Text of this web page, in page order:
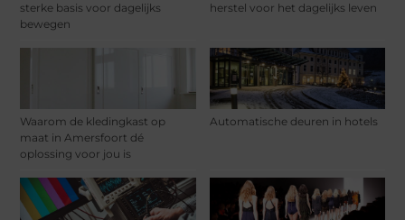
sterke basis voor dagelijks
bewegen
herstel voor het dagelijks leven
Waarom de kledingkast op
maat in Amersfoort dé
oplossing voor jou is
Automatische deuren in hotels